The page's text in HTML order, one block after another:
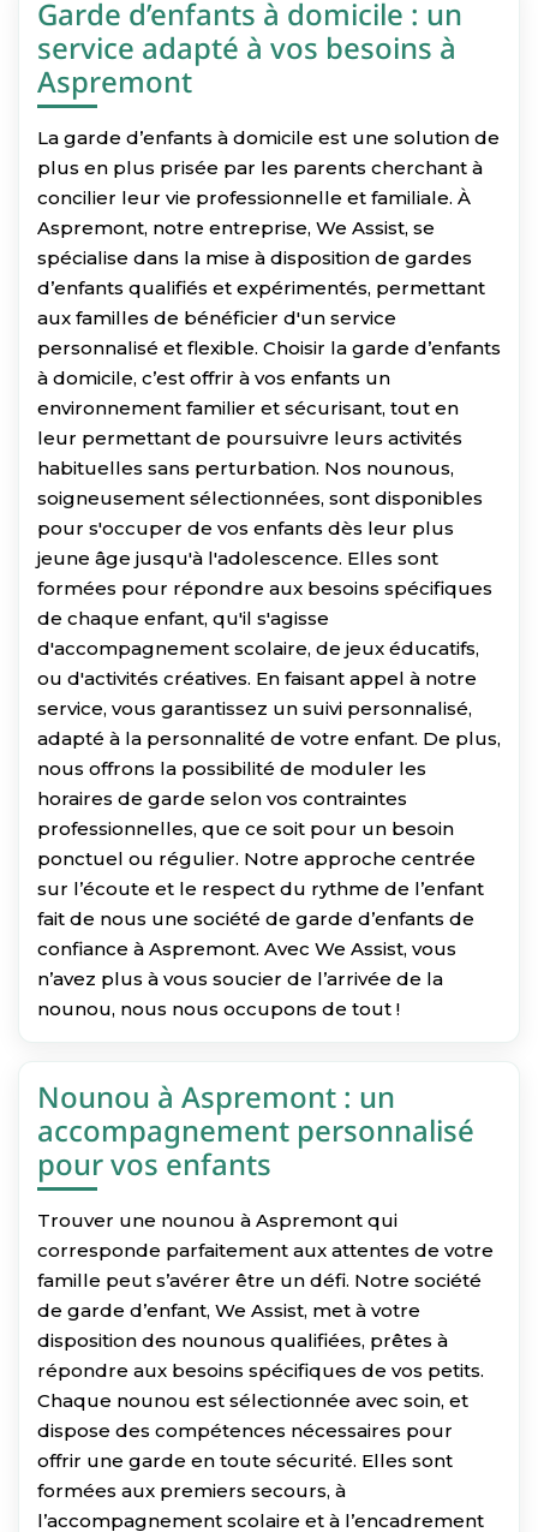
Garde d’enfants à domicile : un
service adapté à vos besoins à
Aspremont
La garde d’enfants à domicile est une solution de
plus en plus prisée par les parents cherchant à
concilier leur vie professionnelle et familiale. À
Aspremont, notre entreprise, We Assist, se
spécialise dans la mise à disposition de gardes
d’enfants qualifiés et expérimentés, permettant
aux familles de bénéficier d'un service
personnalisé et flexible. Choisir la garde d’enfants
à domicile, c’est offrir à vos enfants un
environnement familier et sécurisant, tout en
leur permettant de poursuivre leurs activités
habituelles sans perturbation. Nos nounous,
soigneusement sélectionnées, sont disponibles
pour s'occuper de vos enfants dès leur plus
jeune âge jusqu'à l'adolescence. Elles sont
formées pour répondre aux besoins spécifiques
de chaque enfant, qu'il s'agisse
d'accompagnement scolaire, de jeux éducatifs,
ou d'activités créatives. En faisant appel à notre
service, vous garantissez un suivi personnalisé,
adapté à la personnalité de votre enfant. De plus,
nous offrons la possibilité de moduler les
horaires de garde selon vos contraintes
professionnelles, que ce soit pour un besoin
ponctuel ou régulier. Notre approche centrée
sur l’écoute et le respect du rythme de l’enfant
fait de nous une société de garde d’enfants de
confiance à Aspremont. Avec We Assist, vous
n’avez plus à vous soucier de l’arrivée de la
nounou, nous nous occupons de tout !
Nounou à Aspremont : un
accompagnement personnalisé
pour vos enfants
Trouver une nounou à Aspremont qui
corresponde parfaitement aux attentes de votre
famille peut s’avérer être un défi. Notre société
de garde d’enfant, We Assist, met à votre
disposition des nounous qualifiées, prêtes à
répondre aux besoins spécifiques de vos petits.
Chaque nounou est sélectionnée avec soin, et
dispose des compétences nécessaires pour
offrir une garde en toute sécurité. Elles sont
formées aux premiers secours, à
l’accompagnement scolaire et à l’encadrement